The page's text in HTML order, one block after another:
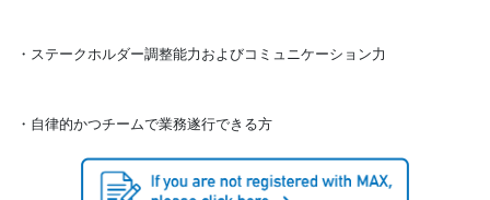
・ステークホルダー調整能力およびコミュニケーション力
・自律的かつチームで業務遂行できる方